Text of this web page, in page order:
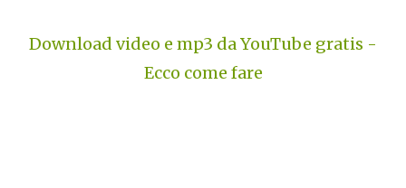
Download video e mp3 da YouTube gratis -
Ecco come fare